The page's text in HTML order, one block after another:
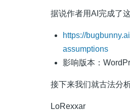
据说作者用AI完成了
https://
assumptions
影响版本：
接下来我们就古法分
LoRexxar